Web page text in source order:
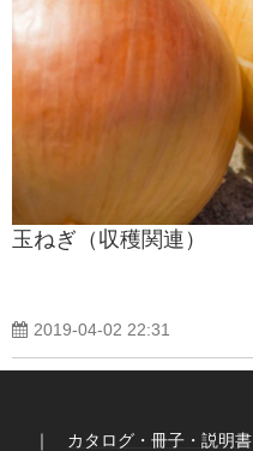
玉ねぎ（収穫関連）
2019-04-02 22:31
｜ カタログ・冊子・説明書